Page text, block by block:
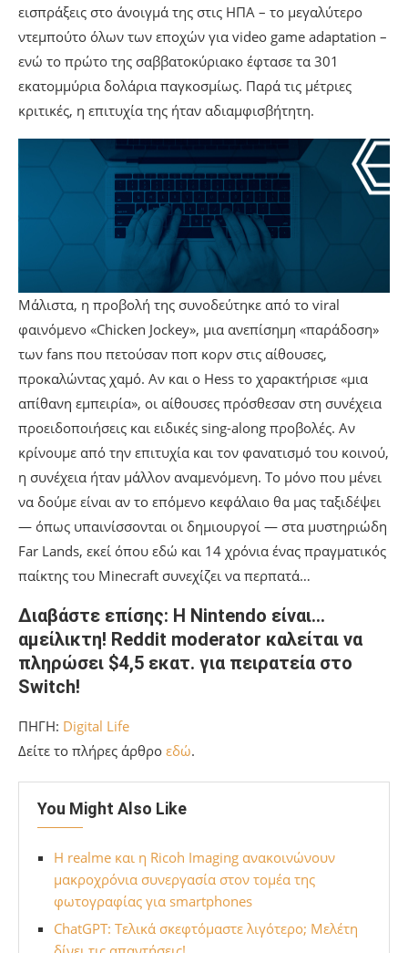
εισπράξεις στο άνοιγμά της στις ΗΠΑ – το μεγαλύτερο
ντεμπούτο όλων των εποχών για video game adaptation –
ενώ το πρώτο της σαββατοκύριακο έφτασε τα 301
εκατομμύρια δολάρια παγκοσμίως. Παρά τις μέτριες
κριτικές, η επιτυχία της ήταν αδιαμφισβήτητη.
Μάλιστα, η προβολή της συνοδεύτηκε από το viral
φαινόμενο «Chicken Jockey», μια ανεπίσημη «παράδοση»
των fans που πετούσαν ποπ κορν στις αίθουσες,
προκαλώντας χαμό. Αν και ο Hess το χαρακτήρισε «μια
απίθανη εμπειρία», οι αίθουσες πρόσθεσαν στη συνέχεια
προειδοποιήσεις και ειδικές sing-along προβολές. Αν
κρίνουμε από την επιτυχία και τον φανατισμό του κοινού,
η συνέχεια ήταν μάλλον αναμενόμενη. Το μόνο που μένει
να δούμε είναι αν το επόμενο κεφάλαιο θα μας ταξιδέψει
— όπως υπαινίσσονται οι δημιουργοί — στα μυστηριώδη
Far Lands, εκεί όπου εδώ και 14 χρόνια ένας πραγματικός
παίκτης του Minecraft συνεχίζει να περπατά…
Διαβάστε επίσης: Η Nintendo είναι…
αμείλικτη! Reddit moderator καλείται να
πληρώσει $4,5 εκατ. για πειρατεία στο
Switch!
ΠΗΓΗ: Digital Life
Δείτε το πλήρες άρθρο εδώ.
You Might Also Like
Η realme και η Ricoh Imaging ανακοινώνουν
μακροχρόνια συνεργασία στον τομέα της
φωτογραφίας για smartphones
ChatGPT: Τελικά σκεφτόμαστε λιγότερο; Μελέτη